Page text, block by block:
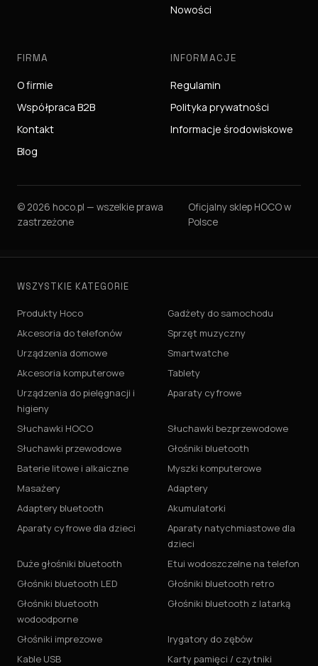
Nowości
FIRMA
O firmie
Współpraca B2B
Kontakt
Blog
INFORMACJE
Regulamin
Polityka prywatności
Informacje środowiskowe
© 2026 hoco.pl — wszelkie prawa
zastrzeżone
Oficjalny sklep HOCO w
Polsce
WSZYSTKIE KATEGORIE
Produkty Hoco
Gadżety do samochodu
Akcesoria do telefonów
Sprzęt muzyczny
Urządzenia domowe
Smartwatche
Akcesoria komputerowe
Tablety
Urządzenia do pielęgnacji i
higieny
Aparaty cyfrowe
Słuchawki HOCO
Słuchawki bezprzewodowe
Słuchawki przewodowe
Głośniki bluetooth
Baterie litowe i alkaiczne
Myszki komputerowe
Masażery
Adaptery
Adaptery bluetooth
Akumulatorki
Aparaty cyfrowe dla dzieci
Aparaty natychmiastowe dla
dzieci
Duże głośniki bluetooth
Etui wodoszczelne na telefon
Głośniki bluetooth LED
Głośniki bluetooth retro
Głośniki bluetooth
wodoodporne
Głośniki bluetooth z latarką
Głośniki imprezowe
Irygatory do zębów
Kable USB
Karty pamięci / czytniki